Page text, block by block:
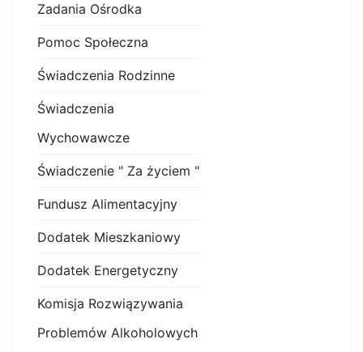
Zadania Ośrodka
Pomoc Społeczna
Świadczenia Rodzinne
Świadczenia
Wychowawcze
Świadczenie " Za życiem "
Fundusz Alimentacyjny
Dodatek Mieszkaniowy
Dodatek Energetyczny
Komisja Rozwiązywania
Problemów Alkoholowych